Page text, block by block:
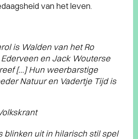
van het leven.
is Walden van het Ro
Ederveen en Jack Wouterse
[…] Hun weerbarstige
Natuur en Vadertje Tijd is
blinken uit in hilarisch stil spel